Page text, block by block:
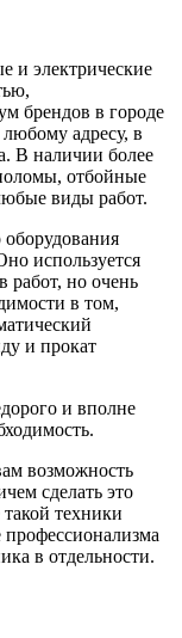
и электрические
брендов в городе
адресу, в
В наличии более
отбойные
виды работ.
используется
работ, но очень
в том,
и прокат
и вполне
возможность
сделать это
техники
профессионализма
в отдельности.